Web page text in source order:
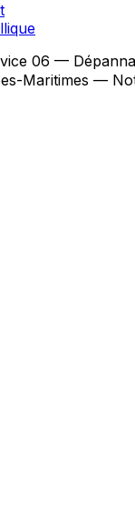
06 —
Maritimes —